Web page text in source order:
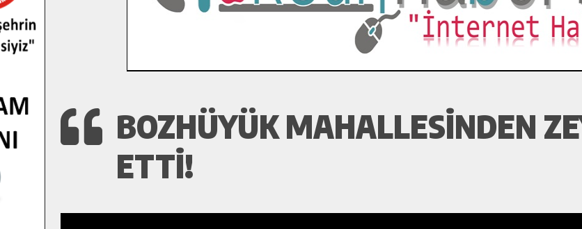
BOZHÜYÜK MAHALLESINDEN
ETTI!